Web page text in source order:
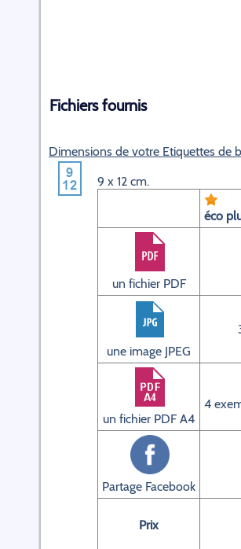
Fichiers fournis
Dimensions de votre Etiquettes de
9 x 12 cm.
éco
un fichier PDF
une image JPEG
un fichier PDF A4
4
Partage Facebook
Prix